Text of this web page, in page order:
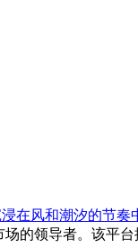
在风和潮汐的节奏
的领导者。该平